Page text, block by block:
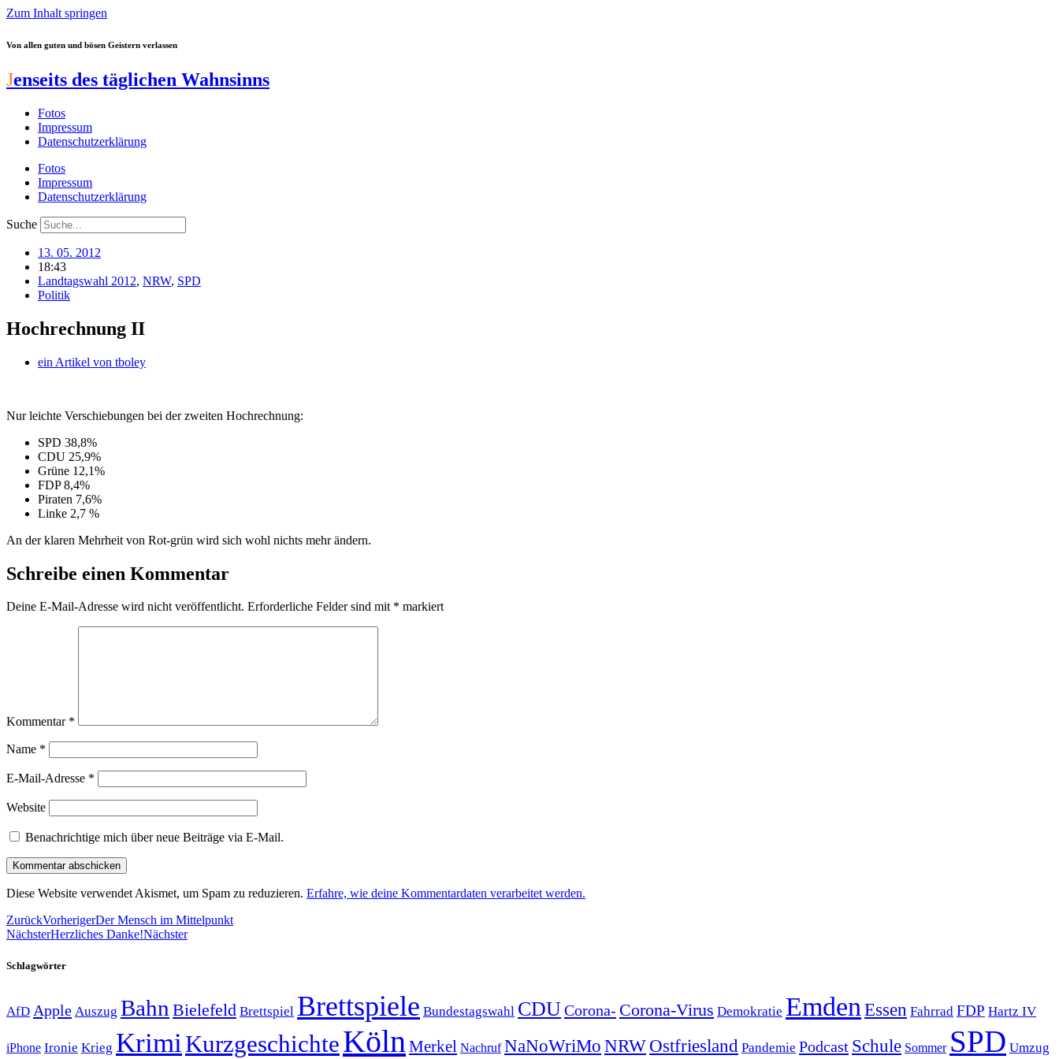
Zum Inhalt springen
Von allen guten und bösen Geistern verlassen
Jenseits des täglichen Wahnsinns
Fotos
Impressum
Datenschutzerklärung
Fotos
Impressum
Datenschutzerklärung
Suche
13. 05. 2012
18:43
Landtagswahl 2012, NRW, SPD
Politik
Hochrechnung II
ein Artikel von tboley
Nur leichte Verschiebungen bei der zweiten Hochrechnung:
SPD 38,8%
CDU 25,9%
Grüne 12,1%
FDP 8,4%
Piraten 7,6%
Linke 2,7 %
An der klaren Mehrheit von Rot-grün wird sich wohl nichts mehr ändern.
Schreibe einen Kommentar
Deine E-Mail-Adresse wird nicht veröffentlicht. Erforderliche Felder sind mit * markiert
Kommentar *
Name *
E-Mail-Adresse *
Website
Benachrichtige mich über neue Beiträge via E-Mail.
Diese Website verwendet Akismet, um Spam zu reduzieren. Erfahre, wie deine Kommentardaten verarbeitet werden.
ZurückVorherigerDer Mensch im Mittelpunkt
NächsterHerzliches Danke!Nächster
Schlagwörter
AfD Apple Auszug Bahn Bielefeld Brettspiel Brettspiele Bundestagswahl CDUCorona- Corona-Virus Demokratie Emden Essen Fahrrad FDP Hartz IV
iPhone Ironie Krieg KrimiKurzgeschichteKöln Merkel Nachruf NaNoWriMo NRWOstfriesland Pandemie Podcast Schule Sommer SPD Umzug